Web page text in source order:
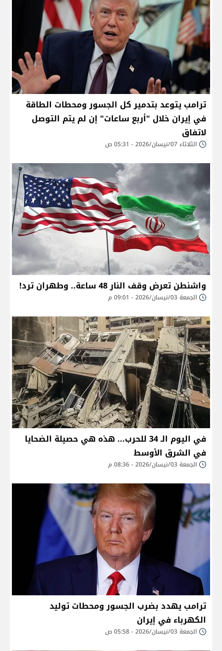
ترامب يتوعد بتدمير كل الجسور ومحطات الطاقة
في إيران خلال "أربع ساعات" إن لم يتم التوصل
لاتفاق
الثلاثاء 07/نيسان/2026 - 05:31 ص
واشنطن تعرض وقف النار 48 ساعة.. وطهران ترد!
الجمعة 03/نيسان/2026 - 09:01 م
في اليوم الـ 34 للحرب... هذه هي حصيلة الضحايا
في الشرق الأوسط
الجمعة 03/نيسان/2026 - 08:36 م
ترامب يهدد بضرب الجسور ومحطات توليد
الكهرباء في إيران
الجمعة 03/نيسان/2026 - 05:58 ص